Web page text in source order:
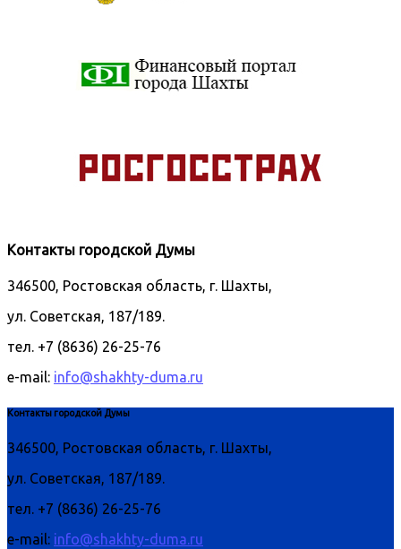
Контакты городской Думы
346500, Ростовская область, г. Шахты,
ул. Советская, 187/189.
тел. +7 (8636) 26-25-76
e-mail: info@shakhty-duma.ru
Контакты городской Думы
346500, Ростовская область, г. Шахты,
ул. Советская, 187/189.
тел. +7 (8636) 26-25-76
e-mail: info@shakhty-duma.ru